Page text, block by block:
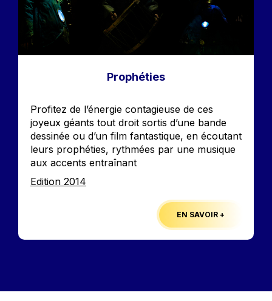
Prophéties
Profitez de l’énergie contagieuse de ces
joyeux géants tout droit sortis d’une bande
dessinée ou d’un film fantastique, en écoutant
leurs prophéties, rythmées par une musique
aux accents entraînant
Edition
Edition 2014
EN SAVOIR +